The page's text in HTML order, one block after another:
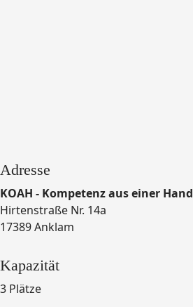
Adresse
KOAH - Kompetenz aus einer Hand
Hirtenstraße Nr. 14a
17389 Anklam
Kapazität
3 Plätze